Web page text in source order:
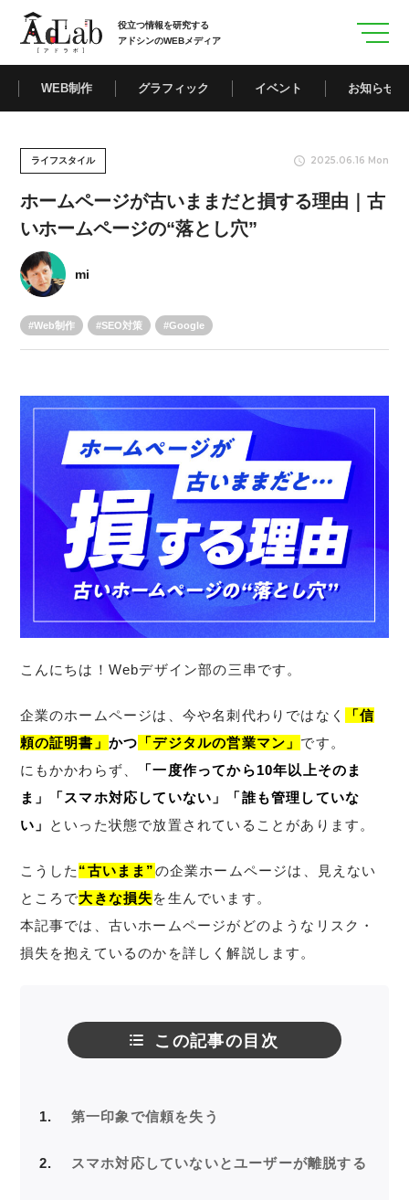
役立つ情報を研究する
アドシンのWEBメディア
WEB制作 グラフィック イベント お知らせ
ライフスタイル 2025.06.16 Mon
ホームページが古いままだと損する理由｜古
いホームページの“落とし穴”
mi
Web制作 SEO対策 Google
こんにちは！Webデザイン部の三串です。
企業のホームページは、今や名刺代わりではなく
「信
頼の証明書」 かつ 「デジタルの営業マン」 です。
にもかかわらず、
「一度作ってから10年以上そのま
ま」「スマホ対応していない」「誰も管理していな
い」
といった状態で放置されていることがあります。
こうした “古いまま”の企業ホームページは、見えない
ところで大きな損失を生んでいます。
本記事では、古いホームページがどのようなリスク・
損失を抱えているのかを詳しく解説します。
この記事の目次
1 第一印象で信頼を失う
2 スマホ対応していないとユーザーが離脱する